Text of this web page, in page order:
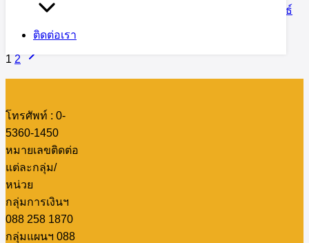
ติดต่อเรา
16 มีนาคม 2023
ข่าวประชาสัมพันธ์
สพม.เชียงราย
1 2
โทรศัพท์ : 0-
5360-1450
หมายเลขติดต่อ
แต่ละกลุ่ม/
หน่วย
กลุ่มการเงินฯ
088 258 1870
กลุ่มแผนฯ 088